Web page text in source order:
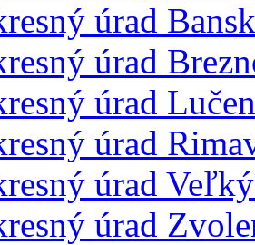
úrad
úrad
úrad
úrad
úrad
úrad